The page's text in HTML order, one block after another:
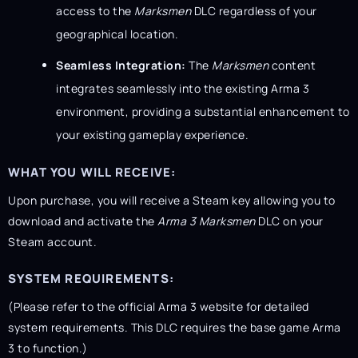
access to the MarksmenDLC regardless of your
geographical location.
Seamless Integration: The Marksmencontent
integrates seamlessly into the existing Arma 3
environment, providing a substantial enhancement to
your existing gameplay experience.
WHAT YOU WILL RECEIVE:
Upon purchase, you will receive a Steam key allowing you to
download and activate the Arma 3 MarksmenDLC on your
Steam account.
SYSTEM REQUIREMENTS:
(Please refer to the official Arma 3 website for detailed
system requirements. This DLC requires the base game Arma
3 to function.)